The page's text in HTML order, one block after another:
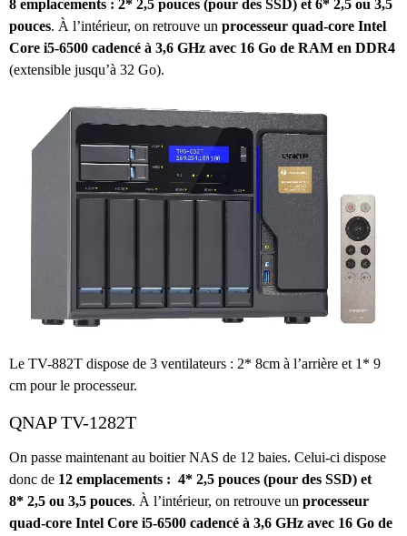
8 emplacements : 2* 2,5 pouces (pour des SSD) et 6* 2,5 ou 3,5
pouces. À l’intérieur, on retrouve un processeur quad-core Intel
Core i5-6500 cadencé à 3,6 GHz avec 16 Go de RAM en DDR4
(extensible jusqu’à 32 Go).
Le TV-882T dispose de 3 ventilateurs : 2* 8cm à l’arrière et 1* 9
cm pour le processeur.
QNAP TV-1282T
On passe maintenant au boitier NAS de 12 baies. Celui-ci dispose
donc de 12 emplacements : 4* 2,5 pouces (pour des SSD) et
8* 2,5 ou 3,5 pouces. À l’intérieur, on retrouve un processeur
quad-core Intel Core i5-6500 cadencé à 3,6 GHz avec 16 Go de